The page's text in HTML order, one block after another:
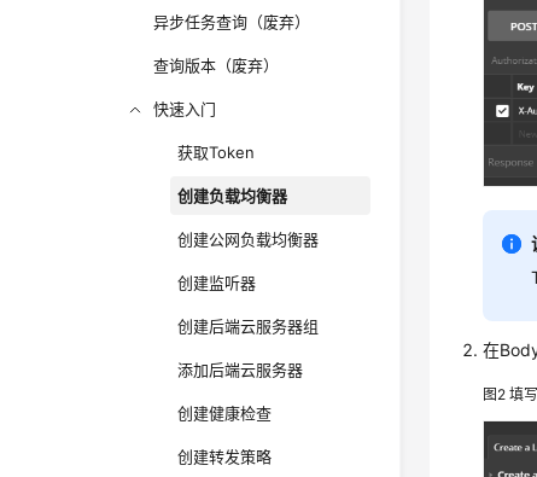
异步任务查询（废弃）
查询版本（废弃）
快速入门
获取Token
创建负载均衡器
创建公网负载均衡器
创建监听器
创建后端云服务器组
添加后端云服务器
创建健康检查
创建转发策略
在
图2填